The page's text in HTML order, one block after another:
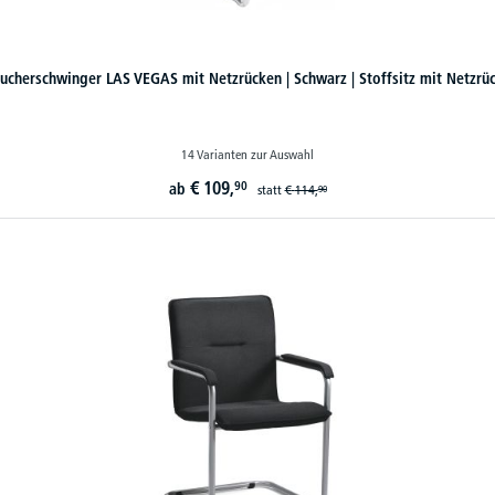
LAS VEGAS mit Netzrücken | Schwarz | Stoffsitz mit
14 Varianten zur Auswahl
ab € 109,90 statt€ 114,90